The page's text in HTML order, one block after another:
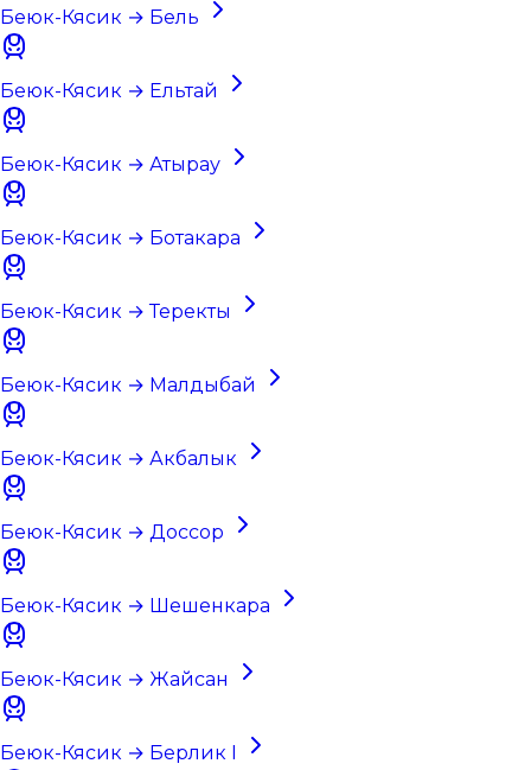
Беюк-Кясик → Бель
Беюк-Кясик → Ельтай
Беюк-Кясик → Атырау
Беюк-Кясик → Ботакара
Беюк-Кясик → Теректы
Беюк-Кясик → Малдыбай
Беюк-Кясик → Акбалык
Беюк-Кясик → Доссор
Беюк-Кясик → Шешенкара
Беюк-Кясик → Жайсан
Беюк-Кясик → Берлик I